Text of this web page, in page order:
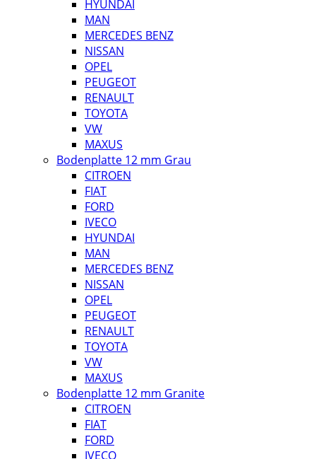
HYUNDAI
MAN
MERCEDES BENZ
NISSAN
OPEL
PEUGEOT
RENAULT
TOYOTA
VW
MAXUS
Bodenplatte 12 mm Grau
CITROEN
FIAT
FORD
IVECO
HYUNDAI
MAN
MERCEDES BENZ
NISSAN
OPEL
PEUGEOT
RENAULT
TOYOTA
VW
MAXUS
Bodenplatte 12 mm Granite
CITROEN
FIAT
FORD
IVECO